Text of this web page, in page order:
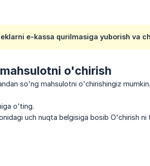
e-kassa qurilmasiga yuborish va
o'chirish
so'ng mahsulotni o'chirishingiz mumkin.
o'ting.
uch nuqta belgisiga bosib O'chirish ni